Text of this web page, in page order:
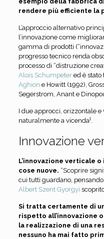
rendere più efficiente la
L’approccio alternativo
l’innovazione come
gamma di prodotti
progresso tecnico renda
processo di “distruzione
Alois Schumpetered è stato
Aghion e Howitt (1992),
Segerstrom, Anant e
I due approcci, orizzontale
naturalmente a vicenda¹.
Innovazione
L’innovazione verticale
cose nuove. “Scoprire
cui tutti guardano,
Albert Szent Gyorgyi
Si tratta certamente di
rispetto all’innovazione
la realizzazione di una
nessuno ha mai fatto